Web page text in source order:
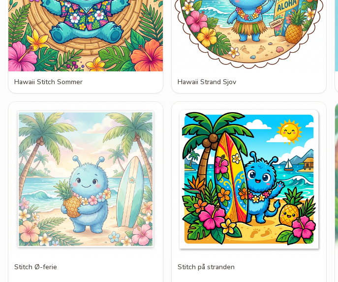
Hawaii Stitch Sommer Hawaii Strand Sjov
Stitch Ø-ferie Stitch på stranden